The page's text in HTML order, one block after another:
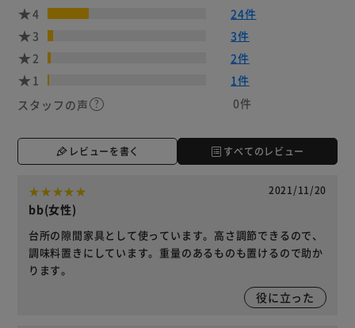
4
24件
3
3件
2
2件
1
1件
スタッフの声
0件
レビューを書く すべてのレビュー
2021/11/20
bb(女性)
台所の隙間家具として使っています。高さ調節できるので、
調味料置きにしています。重量のあるものも置けるので助か
ります。
役に立った